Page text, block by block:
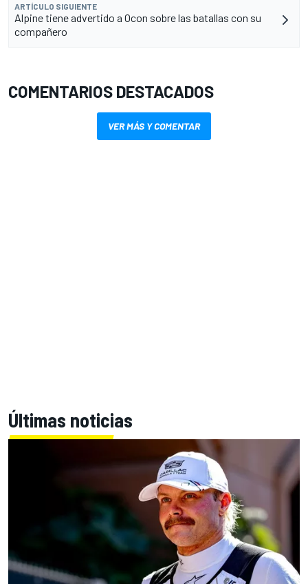
ARTÍCULO SIGUIENTE
Alpine tiene advertido a Ocon sobre las batallas con su
compañero
COMENTARIOS DESTACADOS
VER MÁS Y COMENTAR
Últimas noticias